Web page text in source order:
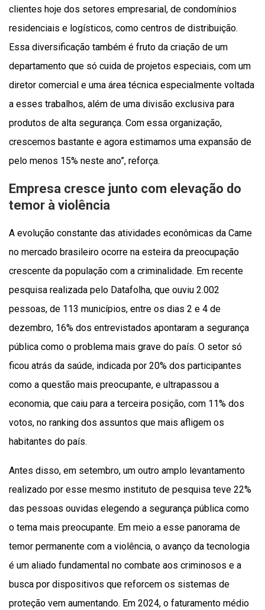
clientes hoje dos setores empresarial, de condomínios
residenciais e logísticos, como centros de distribuição.
Essa diversificação também é fruto da criação de um
departamento que só cuida de projetos especiais, com um
diretor comercial e uma área técnica especialmente voltada
a esses trabalhos, além de uma divisão exclusiva para
produtos de alta segurança. Com essa organização,
crescemos bastante e agora estimamos uma expansão de
pelo menos 15% neste ano”, reforça.
Empresa cresce junto com elevação do
temor à violência
A evolução constante das atividades econômicas da Came
no mercado brasileiro ocorre na esteira da preocupação
crescente da população com a criminalidade. Em recente
pesquisa realizada pelo Datafolha, que ouviu 2.002
pessoas, de 113 municípios, entre os dias 2 e 4 de
dezembro, 16% dos entrevistados apontaram a segurança
pública como o problema mais grave do país. O setor só
ficou atrás da saúde, indicada por 20% dos participantes
como a questão mais preocupante, e ultrapassou a
economia, que caiu para a terceira posição, com 11% dos
votos, no ranking dos assuntos que mais afligem os
habitantes do país.
Antes disso, em setembro, um outro amplo levantamento
realizado por esse mesmo instituto de pesquisa teve 22%
das pessoas ouvidas elegendo a segurança pública como
o tema mais preocupante. Em meio a esse panorama de
temor permanente com a violência, o avanço da tecnologia
é um aliado fundamental no combate aos criminosos e a
busca por dispositivos que reforcem os sistemas de
proteção vem aumentando. Em 2024, o faturamento médio